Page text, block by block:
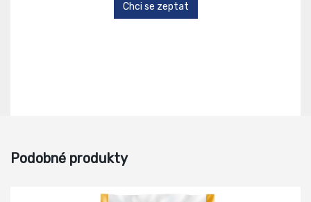
Chci se zeptat
Podobné produkty